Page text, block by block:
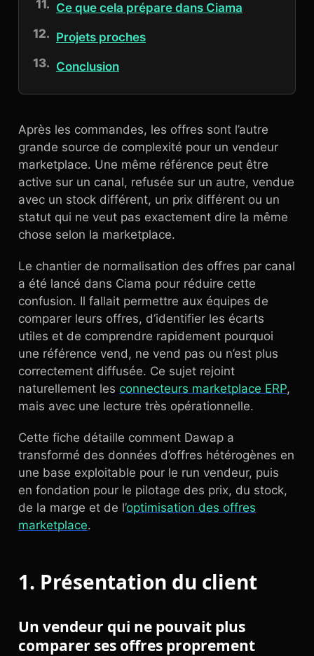
Ce que cela prépare dans Ciama
Projets proches
Conclusion
Après les commandes, les offres sont l’autre
grande source de complexité pour un vendeur
marketplace. Une même référence peut être
active sur un canal, refusée sur un autre, vendue
avec un stock différent, un prix différent ou un
statut qui ne veut pas exactement dire la même
chose selon la marketplace.
Le chantier de normalisation des offres par canal
a été lancé dans Ciama pour réduire cette
confusion. Il fallait permettre aux équipes de
comparer leurs offres, d’identifier les écarts
utiles et de comprendre rapidement pourquoi
une référence vend, ne vend pas ou n’est plus
correctement diffusée. Ce sujet rejoint
naturellement les connecteurs marketplace ERP,
mais avec une lecture très opérationnelle.
Cette fiche détaille comment Dawap a
transformé des données d’offres hétérogènes en
une base exploitable pour le run vendeur, puis
en fondation pour le pilotage des prix, du stock,
de la marge et de l’optimisation des offres
marketplace.
1. Présentation du client
Un vendeur qui ne pouvait plus
comparer ses offres proprement